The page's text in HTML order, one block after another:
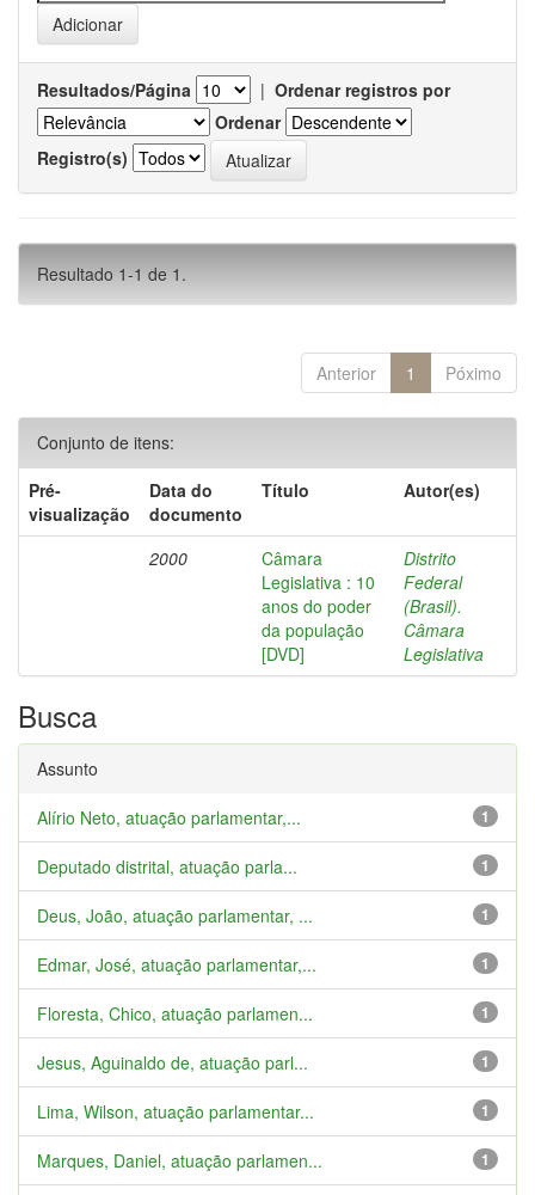
Resultados/Página | Ordenar registros por
Ordenar
Registro(s)
Resultado 1-1 de 1.
Anterior 1 Póximo
Conjunto de itens:
Pré-
visualização
Data do
documento
Título Autor(es)
2000
Câmara
Legislativa : 10
anos do poder
da população
[DVD]
Distrito
Federal
(Brasil).
Câmara
Legislativa
Busca
Assunto
1
Alírio Neto, atuação parlamentar,...
1
Deputado distrital, atuação parla...
1
Deus, João, atuação parlamentar, ...
1
Edmar, José, atuação parlamentar,...
1
Floresta, Chico, atuação parlamen...
1
Jesus, Aguinaldo de, atuação parl...
1
Lima, Wilson, atuação parlamentar...
1
Marques, Daniel, atuação parlamen...